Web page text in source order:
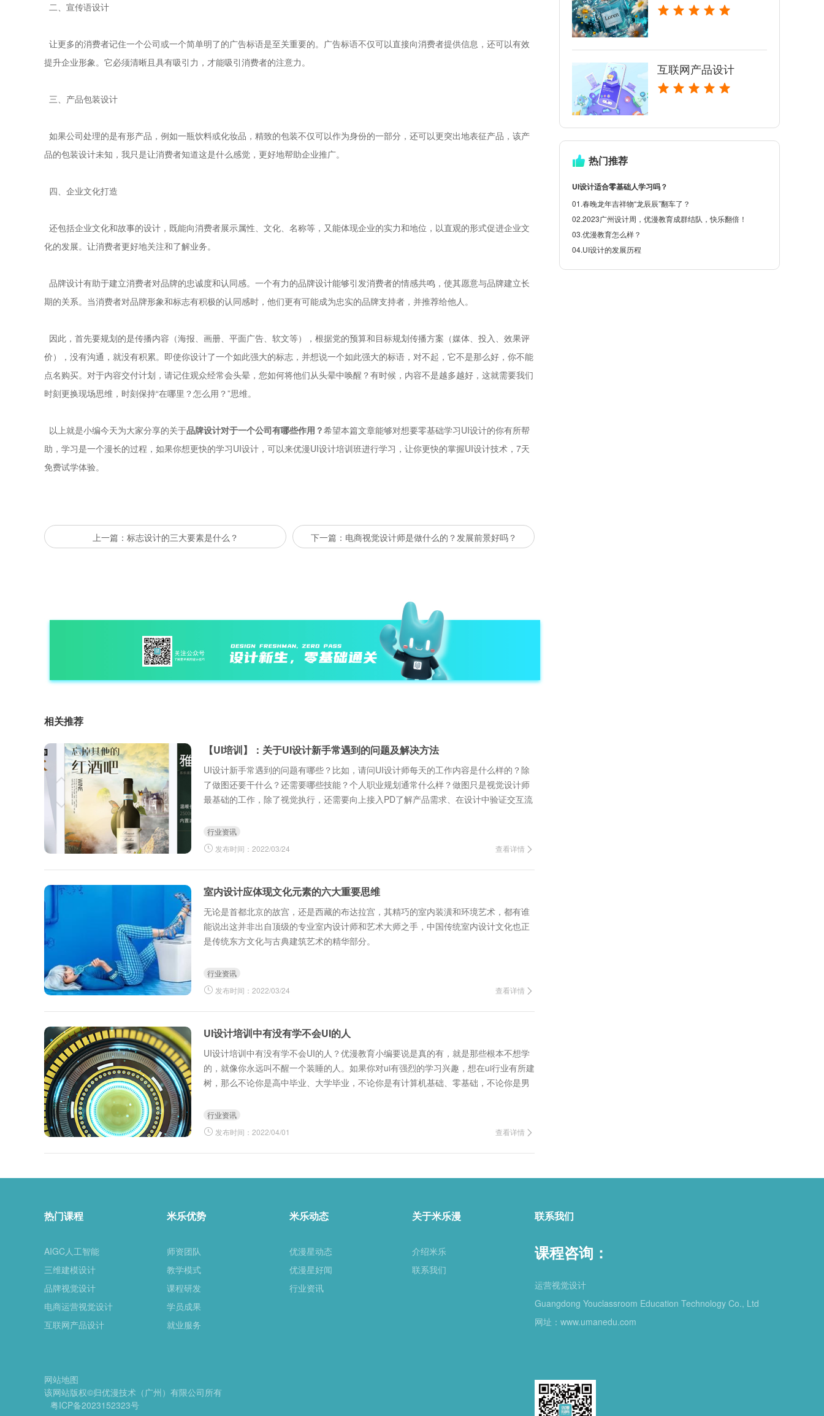
二、宣传语设计
让更多的消费者记住一个公司或一个简单明了的广告标语是至关重要的。广告标语不仅可以直接向消费者提供信息，还可以有效
提升企业形象。它必须清晰且具有吸引力，才能吸引消费者的注意力。
三、产品包装设计
如果公司处理的是有形产品，例如一瓶饮料或化妆品，精致的包装不仅可以作为身份的一部分，还可以更突出地表征产品，该产
品的包装设计未知，我只是让消费者知道这是什么感觉，更好地帮助企业推广。
四、企业文化打造
还包括企业文化和故事的设计，既能向消费者展示属性、文化、名称等，又能体现企业的实力和地位，以直观的形式促进企业文
化的发展。让消费者更好地关注和了解业务。
品牌设计有助于建立消费者对品牌的忠诚度和认同感。一个有力的品牌设计能够引发消费者的情感共鸣，使其愿意与品牌建立长
期的关系。当消费者对品牌形象和标志有积极的认同感时，他们更有可能成为忠实的品牌支持者，并推荐给他人。
因此，首先要规划的是传播内容（海报、画册、平面广告、软文等），根据党的预算和目标规划传播方案（媒体、投入、效果评
价），没有沟通，就没有积累。即使你设计了一个如此强大的标志，并想说一个如此强大的标语，对不起，它不是那么好，你不能
点名购买。对于内容交付计划，请记住观众经常会头晕，您如何将他们从头晕中唤醒？有时候，内容不是越多越好，这就需要我们
时刻更换现场思维，时刻保持“在哪里？怎么用？”思维。
以上就是小编今天为大家分享的关于品牌设计对于一个公司有哪些作用 ？希望本篇文章能够对想要零基础学习UI设计的你有所帮
助，学习是一个漫长的过程，如果你想更快的学习UI设计，可以来优漫UI设计培训班进行学习，让你更快的掌握UI设计技术，7天
免费试学体验。
上一篇：标志设计的三大要素是什么？ 下一篇：电商视觉设计师是做什么的？发展前景好吗？
相关推荐
【UI培训】：关于UI设计新手常遇到的问题及解决方法
UI设计新手常遇到的问题有哪些？比如，请问UI设计师每天的工作内容是什么样的？除
了做图还要干什么？还需要哪些技能？个人职业规划通常什么样？做图只是视觉设计师
最基础的工作，除了视觉执行，还需要向上接入PD了解产品需求、在设计中验证交互流
行业资讯
发布时间：2022/03/24
查看详情
室内设计应体现文化元素的六大重要思维
无论是首都北京的故宫，还是西藏的布达拉宫，其精巧的室内装潢和环境艺术，都有谁
能说出这并非出自顶级的专业室内设计师和艺术大师之手，中国传统室内设计文化也正
是传统东方文化与古典建筑艺术的精华部分。
行业资讯
发布时间：2022/03/24
查看详情
UI设计培训中有没有学不会UI的人
UI设计培训中有没有学不会UI的人？优漫教育小编要说是真的有，就是那些根本不想学
的，就像你永远叫不醒一个装睡的人。如果你对ui有强烈的学习兴趣，想在ui行业有所建
树，那么不论你是高中毕业、大学毕业，不论你是有计算机基础、零基础，不论你是男
行业资讯
发布时间：2022/04/01
查看详情
互联网产品设计
热门推荐
UI设计适合零基础人学习吗？
01.春晚龙年吉祥物“龙辰辰”翻车了？
02.2023广州设计周，优漫教育成群结队，快乐翻倍！
03.优漫教育怎么样？
04.UI设计的发展历程
热门课程
AIGC人工智能
三维建模设计
品牌视觉设计
电商运营视觉设计
互联网产品设计
米乐优势
师资团队
教学模式
课程研发
学员成果
就业服务
米乐动态
优漫星动态
优漫星好闻
行业资讯
关于米乐漫
介绍米乐
联系我们
网站地图
该网站版权©归优漫技术（广州）有限公司所有
粤ICP备2023152323号
联系我们
课程咨询：
运营视觉设计
Guangdong Youclassroom Education Technology Co., Ltd
网址：www.umanedu.com